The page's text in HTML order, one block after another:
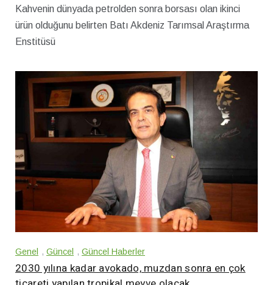
Kahvenin dünyada petrolden sonra borsası olan ikinci
ürün olduğunu belirten Batı Akdeniz Tarımsal Araştırma
Enstitüsü
Genel , Güncel , Güncel Haberler
2030 yılına kadar avokado, muzdan sonra en çok